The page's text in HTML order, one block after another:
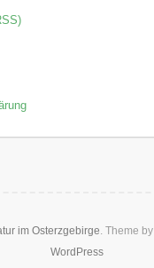
im Osterzgebirge. Theme by
WordPress